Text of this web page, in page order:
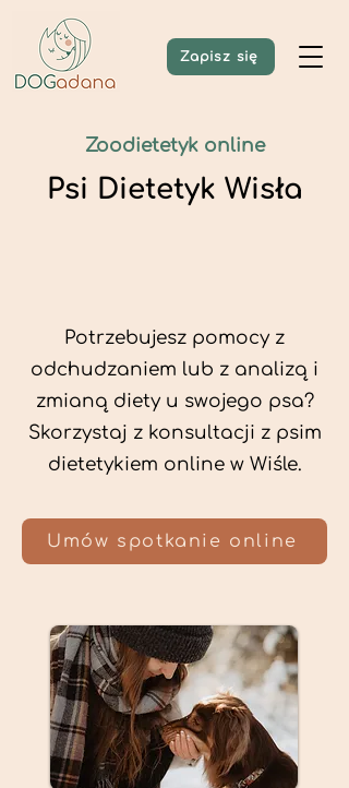
Zapisz się
Zoodietetyk online
Psi Dietetyk Wisła
Potrzebujesz pomocy z
odchudzaniem lub z analizą i
zmianą diety u swojego psa?
Skorzystaj z konsultacji z psim
dietetykiem online w Wiśle.
Umów spotkanie online